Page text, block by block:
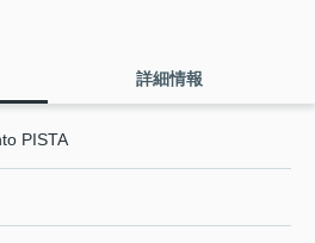
詳細情報
PISTA